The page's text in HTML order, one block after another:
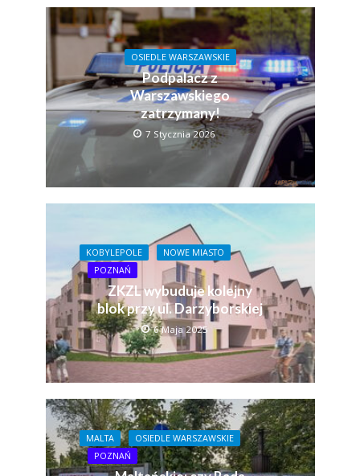
OSIEDLE WARSZAWSKIE
Podpalacz z
Warszawskiego
zatrzymany!
7 Stycznia 2026
KOBYLEPOLE
NOWE MIASTO
POZNAŃ
ZKZL wybuduje kolejny
blok przy ul. Darzyborskiej
6 Maja 2025
MALTA
OSIEDLE WARSZAWSKIE
POZNAŃ